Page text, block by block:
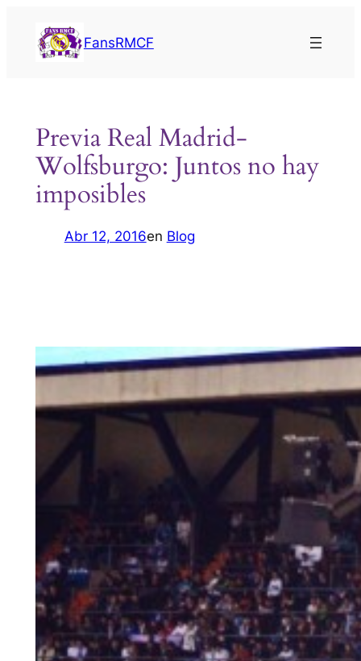
contenido
FansRMCF
Previa Real Madrid-
Wolfsburgo: Juntos no hay
imposibles
Abr 12, 2016en Blog